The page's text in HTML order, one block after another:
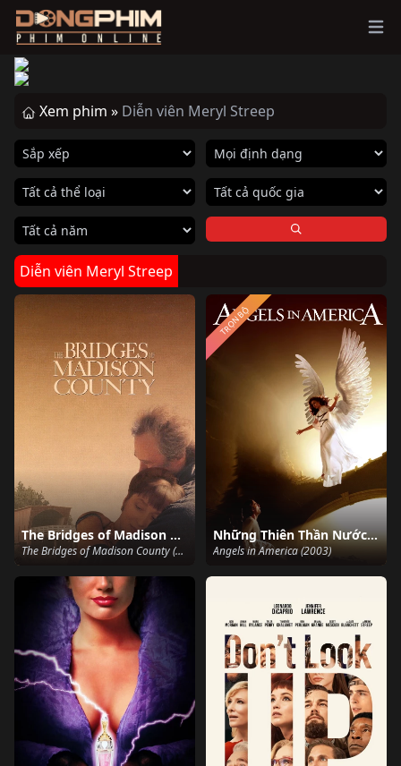
Xem phim » Diễn viên Meryl Streep
Diễn viên Meryl Streep
The Bridges of Madison County
The Bridges of Madison County (1995)
Những Thiên Thần Nước Mỹ
Angels in America (2003)
TRỌN BỘ